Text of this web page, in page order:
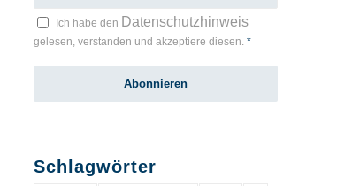
Ich habe den Datenschutzhinweis
gelesen, verstanden und akzeptiere diesen.*
Schlagwörter